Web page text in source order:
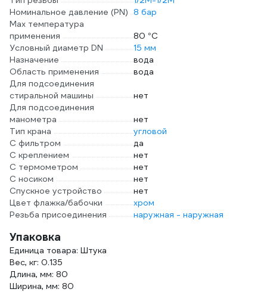
Номинальное давление (PN) 8 бар
Max температура
применения
80 °С
Условный диаметр DN
15 мм
Назначение
вода
Область применения
вода
Для подсоединения
стиральной машины
нет
Для подсоединения
манометра
нет
Тип крана
угловой
С фильтром
да
С креплением
нет
С термометром
нет
С носиком
нет
Спускное устройство
нет
Цвет флажка/бабочки
хром
Резьба присоединения
наружная - наружная
Упаковка
Единица товара: Штука
Вес, кг: 0.135
Длина, мм: 80
Ширина, мм: 80